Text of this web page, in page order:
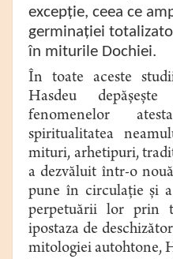
excepție, ceea ce
germinației
în miturile Dochiei.
În toate aceste
Hasdeu
fenomenelor
spiritualitatea
mituri, arhetipuri,
a dezvăluit într-o
pune în circulație și
perpetuării lor prin
ipostaza de
mitologiei autohtone,